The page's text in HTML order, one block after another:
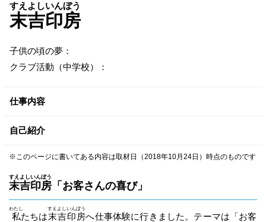
末吉印房
すえよしいんぼう
子供の頃の夢：
クラブ活動（中学校）：
仕事内容
自己紹介
※このページに書いてある内容は取材日（2018年10月24日）時点のものです
末
すえ
吉
よし
印
いん
房
ぼう
「お客さんの喜び」
私
わたし
たちは末
すえ
吉
よし
印
いん
房
ぼう
へ仕事体験に行きました。テーマは「お客